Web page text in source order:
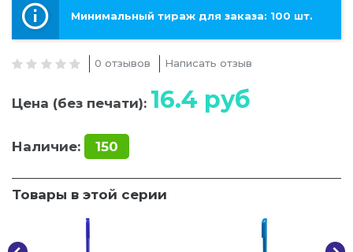
Минимальный тираж для заказа: 100 шт.
0 отзывов Написать отзыв
Цена (без печати): 16.4 руб
Наличие: 150
Товары в этой серии